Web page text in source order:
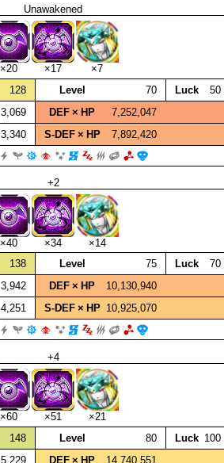
Unawakened
×20 ×17
×7
128 Level 70 Luck
50
3,069 DEF × HP
7,252,047
3,340 S‑DEF × HP 7,892,420
+2
×40 ×34
×14
138 Level 75 Luck
70
3,942 DEF × HP
10,130,940
4,251 S‑DEF × HP 10,925,070
+4
×60 ×51
×21
148 Level 80 Luck 100
5,229 DEF × HP
14,740,551